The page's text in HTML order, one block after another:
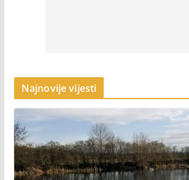
Najnovije vijesti